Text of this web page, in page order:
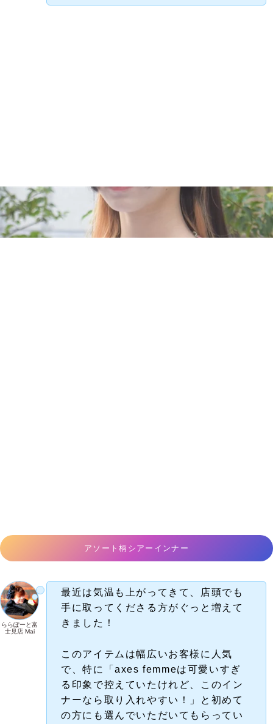
アソート柄シアーインナー
ららぽーと富
士見店 Mai
最近は気温も上がってきて、店頭でも
手に取ってくださる方がぐっと増えて
きました！
このアイテムは幅広いお客様に人気
で、特に「axes femmeは可愛いすぎ
る印象で控えていたけれど、このイン
ナーなら取り入れやすい！」と初めて
の方にも選んでいただいてもらってい